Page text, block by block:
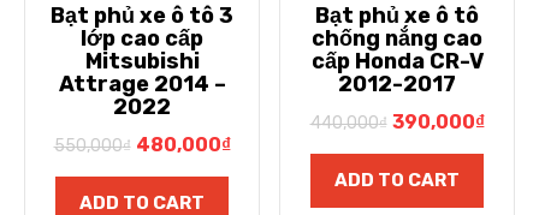
Bạt phủ xe ô tô 3
lớp cao cấp
Mitsubishi
Attrage 2014 –
2022
550,000₫ 480,000₫
ADD TO CART
Bạt phủ xe ô tô
chống nắng cao
cấp Honda CR-V
2012-2017
440,000₫ 390,000₫
ADD TO CART